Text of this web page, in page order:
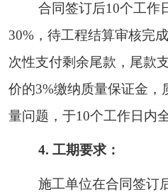
合同签订后10个工作
30%，待工程结算审核完
次性支付剩余尾款，尾款
价的3%缴纳质量保证金，
量问题，于10个工作日内
4. 工期要求：
施工单位在合同签订